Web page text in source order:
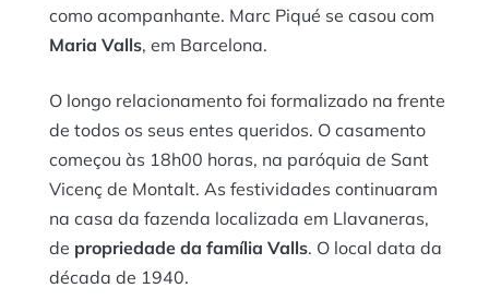
como acompanhante. Marc Piqué se casou com
Maria Valls, em Barcelona.
O longo relacionamento foi formalizado na frente
de todos os seus entes queridos. O casamento
começou às 18h00 horas, na paróquia de Sant
Vicenç de Montalt. As festividades continuaram
na casa da fazenda localizada em Llavaneras,
de propriedade da família Valls. O local data da
década de 1940.